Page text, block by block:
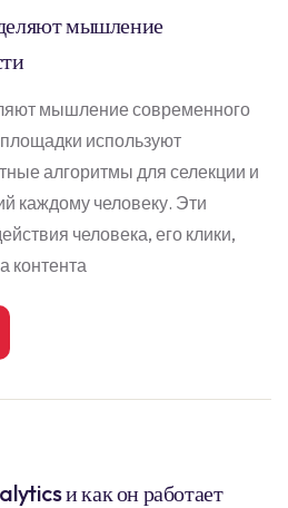
мышление
мышление современного
используют
алгоритмы для селекции и
каждому человеку. Эти
человека, его клики,
контента
и как он работает